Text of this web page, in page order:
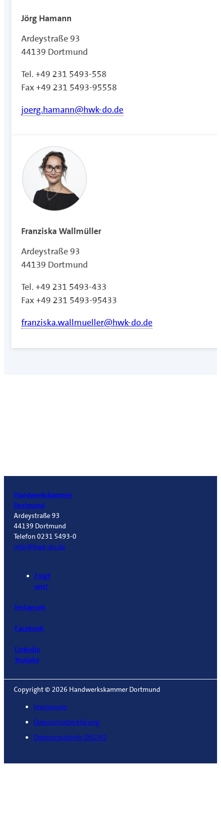
Jörg Hamann
Ardeystraße 93
44139 Dortmund
Tel. +49 231 5493-558
Fax +49 231 5493-95558
joerg.hamann@hwk-do.de
Franziska Wallmüller
Ardeystraße 93
44139 Dortmund
Tel. +49 231 5493-433
Fax +49 231 5493-95433
franziska.wallmueller@hwk-do.de
Handwerkskammer
Dortmund
Ardeystraße 93
44139 Dortmund
Telefon 0231 5493-0
info@hwk-do.de
Folgt
uns!
Instagram
Facebook
Linkedin
Youtube
Copyright © 2026 Handwerkskammer Dortmund
Impressum
Datenschutzerklärung
Datenschutzinfo DSGVO